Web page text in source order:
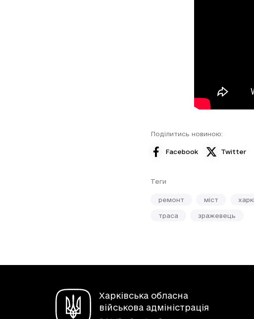
Поділитись новиною:
Facebook Twitter
Теги
ремонт міст
траса зражевець
Харківська обласна
військова адміністрація